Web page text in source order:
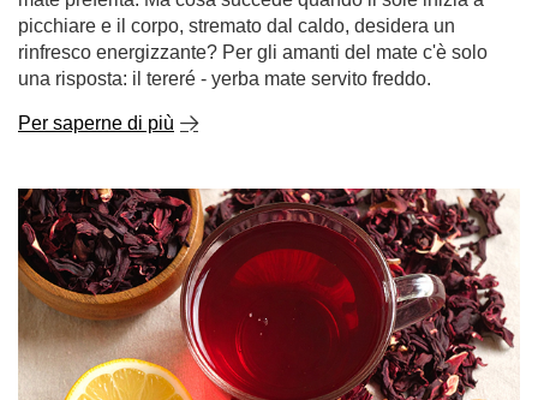
Tereré - il nostro modo di sconfiggere il caldo!